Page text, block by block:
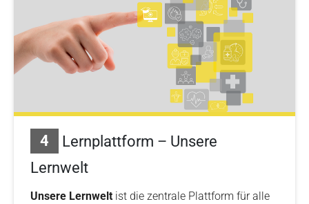
4
Lernplattform – Unsere
Lernwelt
Unsere Lernwelt ist die zentrale Plattform für alle